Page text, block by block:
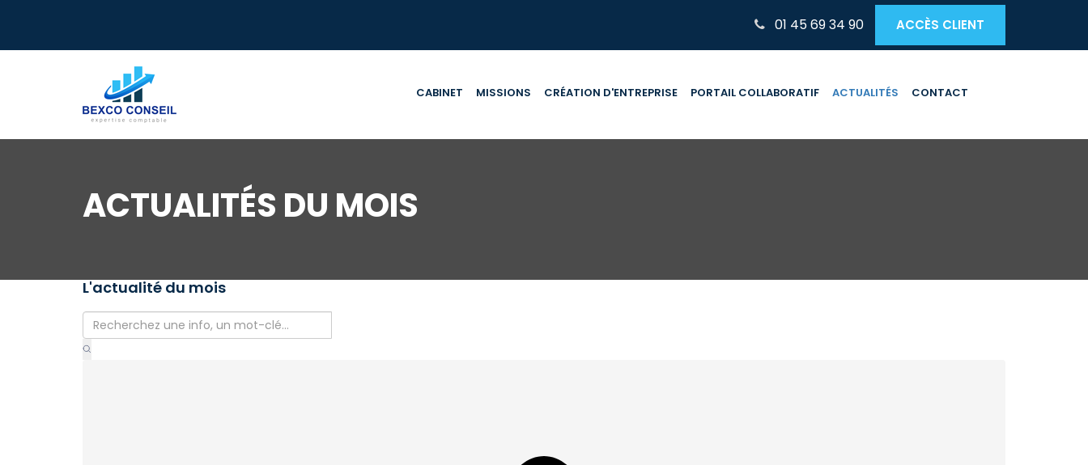
01 45 69 34 90 ACCÈS CLIENT
CABINET MISSIONS CRÉATION D'ENTREPRISE PORTAIL COLLABORATIF ACTUALITÉS CONTACT
ACTUALITÉS DU MOIS
L'actualité du mois